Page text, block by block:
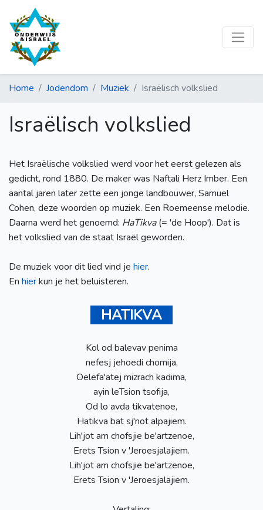
Home Jodendom Muziek Israëlisch volkslied
Israëlisch volkslied
Het Israëlische volkslied werd voor het eerst gelezen als
gedicht, rond 1880. De maker was Naftali Herz Imber. Een
aantal jaren later zette een jonge landbouwer, Samuel
Cohen, deze woorden op muziek. Een Roemeense melodie.
Daarna werd het genoemd: HaTikva(= 'de Hoop'). Dat is
het volkslied van de staat Israël geworden.
De muziek voor dit lied vind je hier.
En hierkun je het beluisteren.
HATIKVA
Kol od balevav penima
nefesj jehoedi chomija,
Oelefa'atej mizrach kadima,
ayin leTsion tsofija,
Od lo avda tikvatenoe,
Hatikva bat sj'not alpajiem.
Lih'jot am chofsjie be'artzenoe,
Erets Tsion v 'Jeroesjalajiem.
Lih'jot am chofsjie be'artzenoe,
Erets Tsion v 'Jeroesjalajiem.